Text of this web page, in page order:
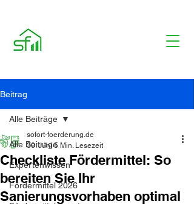
Beitrag
Alle Beiträge
Expertenwissen
Fördermittel 2026
Alle Beiträge
Checkliste Fördermittel: So
bereiten Sie Ihr
Sanierungsvorhaben optimal
sofort-foerderung.de
30. Juni 5 Min. Lesezeit